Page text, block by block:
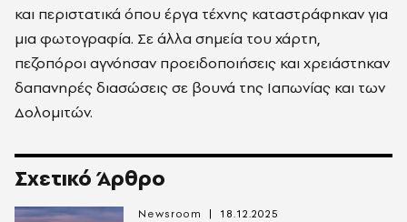
και περιστατικά όπου έργα τέχνης καταστράφηκαν για
μια φωτογραφία. Σε άλλα σημεία του χάρτη,
πεζοπόροι αγνόησαν προειδοποιήσεις και χρειάστηκαν
δαπανηρές διασώσεις σε βουνά της Ιαπωνίας και των
Δολομιτών.
Σχετικό Άρθρο
Newsroom 18.12.2025